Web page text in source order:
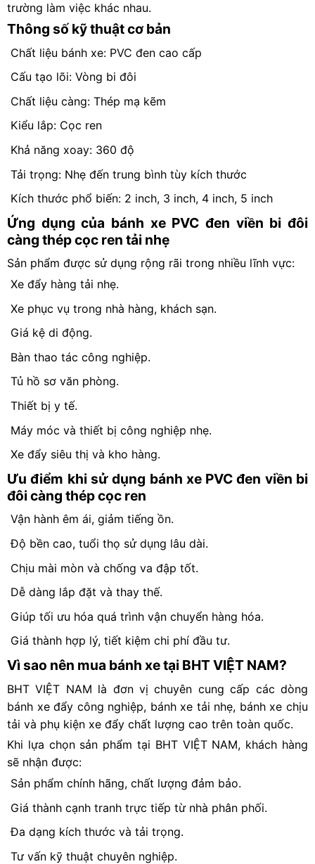
trường làm việc khác nhau.
Thông số kỹ thuật cơ bản
Chất liệu bánh xe: PVC đen cao cấp
Cấu tạo lõi: Vòng bi đôi
Chất liệu càng: Thép mạ kẽm
Kiểu lắp: Cọc ren
Khả năng xoay: 360 độ
Tải trọng: Nhẹ đến trung bình tùy kích thước
Kích thước phổ biến: 2 inch, 3 inch, 4 inch, 5 inch
Ứng dụng của bánh xe PVC đen viền bi đôi
càng thép cọc ren tải nhẹ
Sản phẩm được sử dụng rộng rãi trong nhiều lĩnh vực:
Xe đẩy hàng tải nhẹ.
Xe phục vụ trong nhà hàng, khách sạn.
Giá kệ di động.
Bàn thao tác công nghiệp.
Tủ hồ sơ văn phòng.
Thiết bị y tế.
Máy móc và thiết bị công nghiệp nhẹ.
Xe đẩy siêu thị và kho hàng.
Ưu điểm khi sử dụng bánh xe PVC đen viền bi
đôi càng thép cọc ren
Vận hành êm ái, giảm tiếng ồn.
Độ bền cao, tuổi thọ sử dụng lâu dài.
Chịu mài mòn và chống va đập tốt.
Dễ dàng lắp đặt và thay thế.
Giúp tối ưu hóa quá trình vận chuyển hàng hóa.
Giá thành hợp lý, tiết kiệm chi phí đầu tư.
Vì sao nên mua bánh xe tại BHT VIỆT NAM?
BHT VIỆT NAM là đơn vị chuyên cung cấp các dòng
bánh xe đẩy công nghiệp, bánh xe tải nhẹ, bánh xe chịu
tải và phụ kiện xe đẩy chất lượng cao trên toàn quốc.
Khi lựa chọn sản phẩm tại BHT VIỆT NAM, khách hàng
sẽ nhận được:
Sản phẩm chính hãng, chất lượng đảm bảo.
Giá thành cạnh tranh trực tiếp từ nhà phân phối.
Đa dạng kích thước và tải trọng.
Tư vấn kỹ thuật chuyên nghiệp.